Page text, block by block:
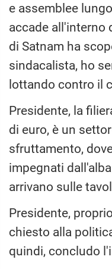
e assemblee
accade all'interno
di Satnam ha
sindacalista, ho
lottando contro il
Presidente, la
di euro, è un
sfruttamento,
impegnati
arrivano sulle
Presidente,
chiesto alla
quindi, concludo